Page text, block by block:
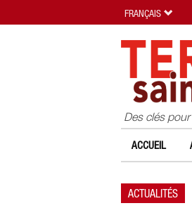
Des clés
ACCUEIL
ACTUALITÉS
FRANÇAIS